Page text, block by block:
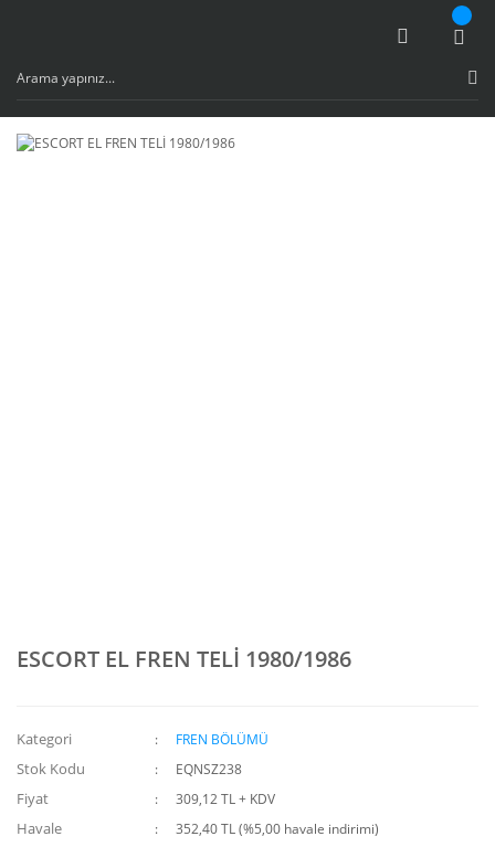
ESCORT EL FREN TELİ 1980/1986
Kategori FREN BÖLÜMÜ
Stok Kodu EQNSZ238
Fiyat 309,12 TL + KDV
Havale
352,40 TL (%5,00 havale indirimi)